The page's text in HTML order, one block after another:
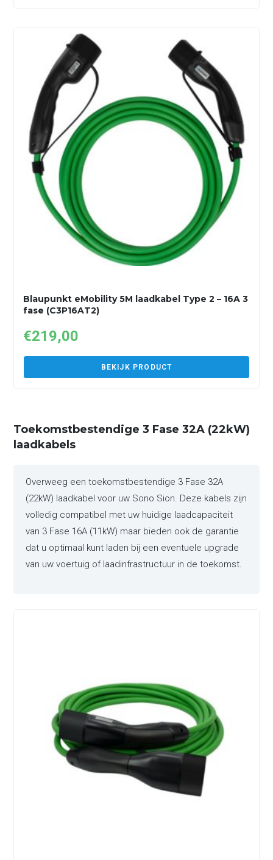
Blaupunkt eMobility 5M laadkabel Type 2 – 16A 3
fase (C3P16AT2)
€219,00
BEKIJK PRODUCT
Toekomstbestendige 3 Fase 32A (22kW)
laadkabels
Overweeg een toekomstbestendige 3 Fase 32A
(22kW) laadkabel voor uw Sono Sion. Deze kabels zijn
volledig compatibel met uw huidige laadcapaciteit
van 3 Fase 16A (11kW) maar bieden ook de garantie
dat u optimaal kunt laden bij een eventuele upgrade
van uw voertuig of laadinfrastructuur in de toekomst.